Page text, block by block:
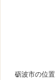
砺波市の位